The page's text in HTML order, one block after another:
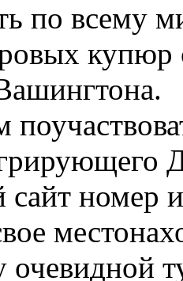
по всему
купюр
сайт
очевидной